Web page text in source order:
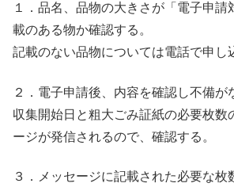
１．品名、品物の大きさが「電子申請
載のある物か確認する。
記載のない品物については電話で申し
２．電子申請後、内容を確認し不備が
収集開始日と粗大ごみ証紙の必要枚数
ージが発信されるので、確認する。
３．メッセージに記載された必要な枚